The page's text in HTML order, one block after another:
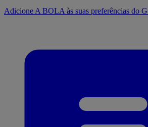
Adicione A BOLA às suas preferências do